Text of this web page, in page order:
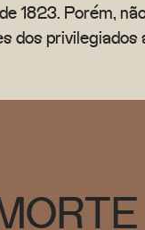
1823. Porém,
dos privilegiados